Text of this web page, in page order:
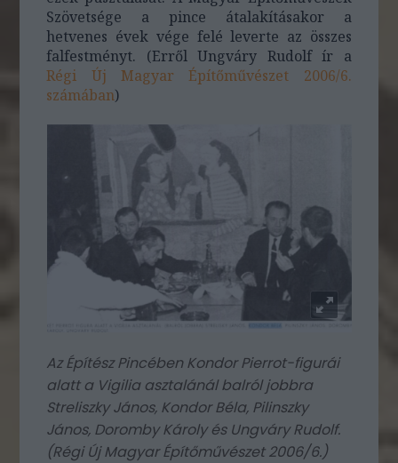
Szövetsége a pince átalakításakor a
hetvenes évek vége felé leverte az összes
falfestményt. (Erről Ungváry Rudolf ír a
Régi Új Magyar Építőművészet 2006/6.
számában)
Az Építész Pincében Kondor Pierrot-figurái
alatt a Vigilia asztalánál balról jobbra
Streliszky János, Kondor Béla, Pilinszky
János, Doromby Károly és Ungváry Rudolf.
(Régi Új Magyar Építőművészet 2006/6.)